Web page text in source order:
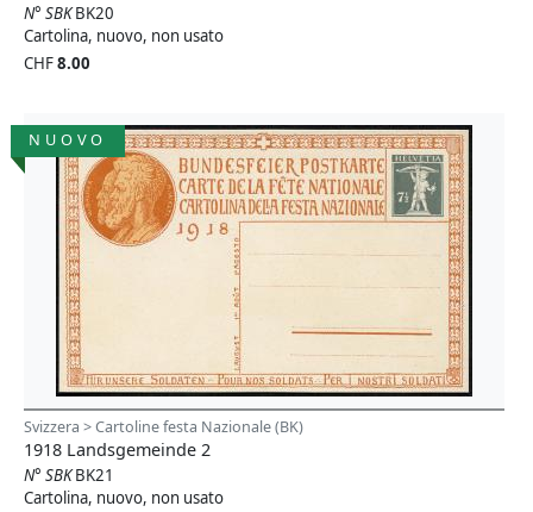
N° SBKBK20
Cartolina, nuovo, non usato
CHF8.00
NUOVO
Svizzera > Cartoline festa Nazionale (BK)
1918 Landsgemeinde 2
N° SBKBK21
Cartolina, nuovo, non usato